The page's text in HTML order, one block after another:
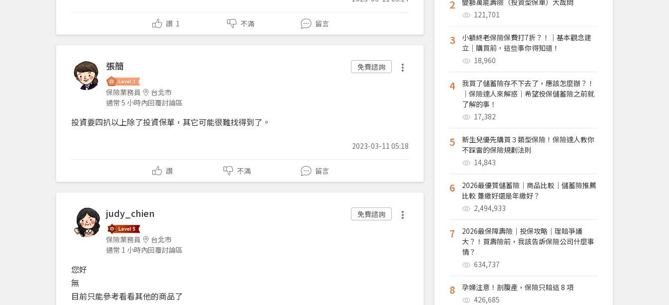
讚 1 不滿 留言
張簡
保險業務員
台北市
通常 5 小時內回覆討論區
免費諮詢
投資要四扒以上除了投資保單，其它可能很難找得到了。
2023-03-11 05:18
讚 不滿 留言
judy_chien
保險業務員
台北市
通常 1 小時內回覆討論區
免費諮詢
您好
無
目前只能參考看看其他的商品了
2
變額萬能壽險（投資型保單）大哉問
121,701
3
小額終老保險保費打7折？！｜基本觀念建
立｜購買前，這些事你得知道！
18,960
4
我買了儲蓄險存不下去了，應該怎麼辦？！
｜保險達人來解惑｜希望投保儲蓄險之前就
了解的事！
17,382
5
新生兒優先購買３類型保險！保險達人教你
不踩雷的保險規劃法則
14,843
6
2026最優質儲蓄險｜商品比較｜儲蓄險推薦
比較 躉繳好還是年繳好？
2,494,933
7
2026最保障壽險｜投保攻略｜理賠爭議
大？！買壽險前，我該告訴保險公司什麼事
情？
634,737
8
孕婦注意！剖腹產，保險只賠這 8 項
426,685